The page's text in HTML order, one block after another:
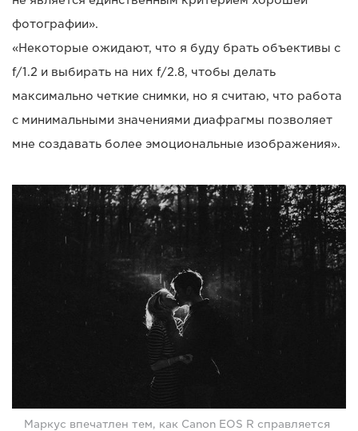
фотографии».
«Некоторые ожидают, что я буду брать объективы с
f/1.2 и выбирать на них f/2.8, чтобы делать
максимально четкие снимки, но я считаю, что работа
с минимальными значениями диафрагмы позволяет
мне создавать более эмоциональные изображения».
Маркус впечатлен тем, как Canon EOS R справляется